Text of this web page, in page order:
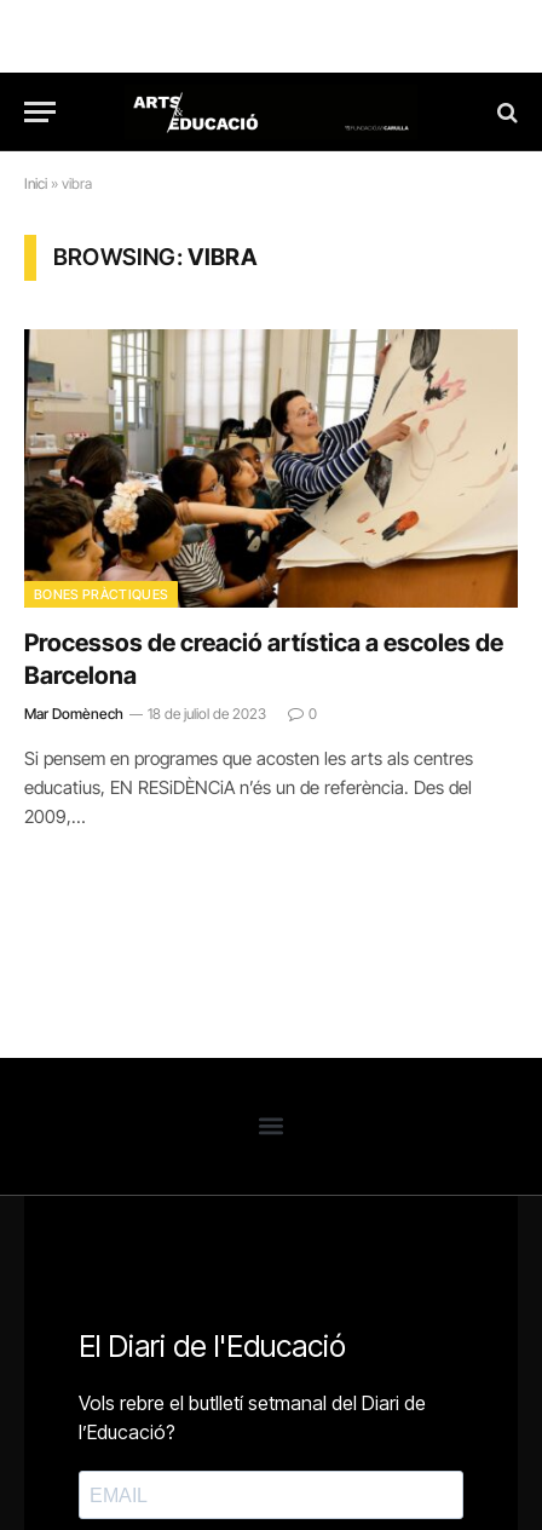
Inici » vibra
BROWSING:VIBRA
BONES PRÀCTIQUES
Processos de creació artística a escoles de
Barcelona
Mar Domènech 18 de juliol de 2023 0
Si pensem en programes que acosten les arts als centres
educatius, EN RESiDÈNCiA n’és un de referència. Des del
2009,…